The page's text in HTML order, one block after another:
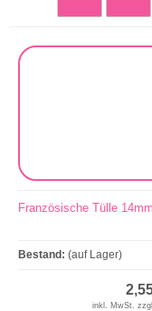
Französische Tülle 14mm
Bestand: (auf Lager)
inkl. MwSt.